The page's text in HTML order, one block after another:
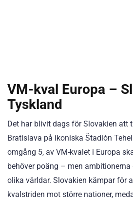
VM-kval Europa –
Tyskland
Det har blivit dags för Slovakien att
Bratislava på ikoniska Štadión
omgång 5, av VM-kvalet i Europa
behöver poäng – men
olika världar. Slovakien kämpar för
kvalstriden mot större nationer,